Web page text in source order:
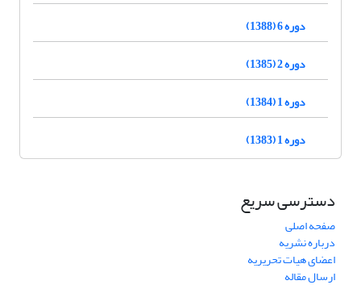
دوره 6 (1388)
دوره 2 (1385)
دوره 1 (1384)
دوره 1 (1383)
دسترسی سریع
صفحه اصلی
درباره نشریه
اعضای هیات تحریریه
ارسال مقاله